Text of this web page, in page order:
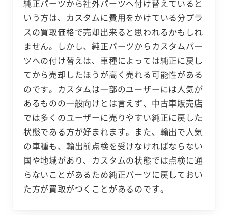
純正パーツから社外パーツへ付け替えていると
いう方は、カスタムに費用をかけている分プラ
スの買取価格で売却出来ると思われるかもしれ
ません。しかし、純正パーツからカスタムパー
ツへの付け替えは、車種によっては純正に戻し
てから売却したほうが高く売れる可能性がある
のです。カスタムは一部のユーザーには人気が
あるものの一般向けとは言えず、中古車販売店
では多くのユーザーに売りやすい純正に戻した
状態である方が好まれます。また、輸出で人気
の車種も、輸出前点検を受けなければならない
国や地域があり、カスタムの状態では点検に通
らないことがあるため純正パーツに戻しておい
た方が買取がつくことがあるのです。